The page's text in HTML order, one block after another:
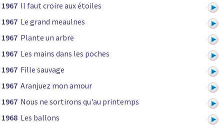
1967 Il faut croire aux étoiles
1967 Le grand meaulnes
1967 Plante un arbre
1967 Les mains dans les poches
1967 Fille sauvage
1967 Aranjuez mon amour
1967 Nous ne sortirons qu'au printemps
1968 Les ballons